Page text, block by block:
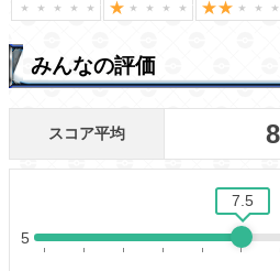
みんなの評価